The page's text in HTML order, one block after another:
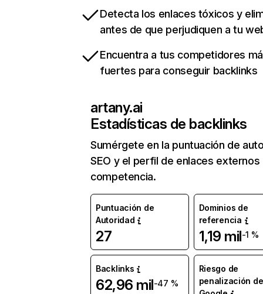
Detecta los enlaces tóxicos y
antes de que perjudiquen a tu
Encuentra a tus competidores
fuertes para conseguir backlinks
artany.ai
Estadísticas de backlinks
Sumérgete en la puntuación de
SEO y el perfil de enlaces externos
competencia.
Puntuación de
Autoridad
27
Dominios de
referencia
1,19 mil-1 %
Backlinks
62,96 mil-47 %
Riesgo de
penalización de